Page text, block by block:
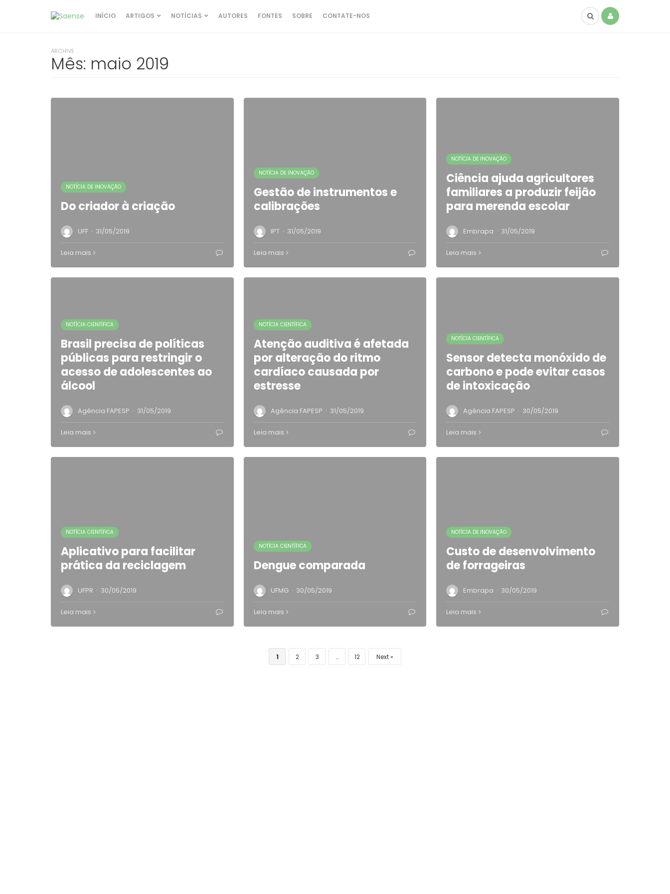
INÍCIO ARTIGOS NOTÍCIAS AUTORES FONTES SOBRE CONTATE-NOS
ARCHIVE
Mês: maio 2019
NOTÍCIA DE INOVAÇÃO
Do criador à criação
UFF · 31/05/2019
Leia mais
NOTÍCIA DE INOVAÇÃO
Gestão de instrumentos e
calibrações
IPT · 31/05/2019
Leia mais
NOTÍCIA DE INOVAÇÃO
Ciência ajuda agricultores
familiares a produzir feijão
para merenda escolar
Embrapa · 31/05/2019
Leia mais
NOTÍCIA CIENTÍFICA
Brasil precisa de políticas
públicas para restringir o
acesso de adolescentes ao
álcool
Agência FAPESP · 31/05/2019
Leia mais
NOTÍCIA CIENTÍFICA
Atenção auditiva é afetada
por alteração do ritmo
cardíaco causada por
estresse
Agência FAPESP · 31/05/2019
Leia mais
NOTÍCIA CIENTÍFICA
Sensor detecta monóxido de
carbono e pode evitar casos
de intoxicação
Agência FAPESP · 30/05/2019
Leia mais
NOTÍCIA CIENTÍFICA
Aplicativo para facilitar
prática da reciclagem
UFPR · 30/05/2019
Leia mais
NOTÍCIA CIENTÍFICA
Dengue comparada
UFMG · 30/05/2019
Leia mais
NOTÍCIA DE INOVAÇÃO
Custo de desenvolvimento
de forrageiras
Embrapa · 30/05/2019
Leia mais
1 2 3 … 12 Next